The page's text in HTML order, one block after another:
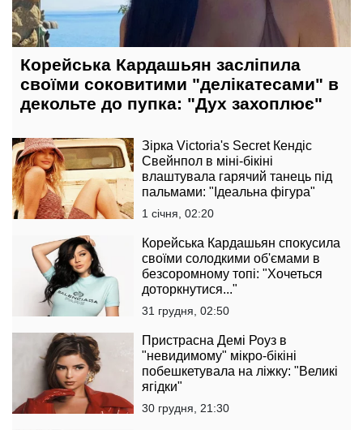
Корейська Кардашьян засліпила
своїми соковитими "делікатесами" в
декольте до пупка: "Дух захоплює"
Зірка Victoria's Secret Кендіс
Свейнпол в міні-бікіні
влаштувала гарячий танець під
пальмами: "Ідеальна фігура"
1 січня, 02:20
Корейська Кардашьян спокусила
своїми солодкими об'ємами в
безсоромному топі: "Хочеться
доторкнутися..."
31 грудня, 02:50
Пристрасна Демі Роуз в
"невидимому" мікро-бікіні
побешкетувала на ліжку: "Великі
ягідки"
30 грудня, 21:30